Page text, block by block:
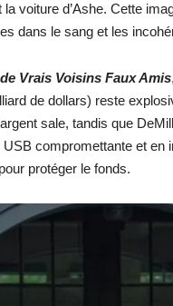
voiture d’Ashe. Cette
dans le sang et les
Vrais Voisins Faux Amis
de dollars) reste
sale, tandis que
compromettante et en
protéger le fonds.